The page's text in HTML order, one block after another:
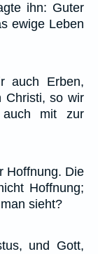
ihn: Guter
ewige Leben
auch Erben,
Christi, so wir
mit zur
Hoffnung. Die
Hoffnung;
sieht?
und Gott,